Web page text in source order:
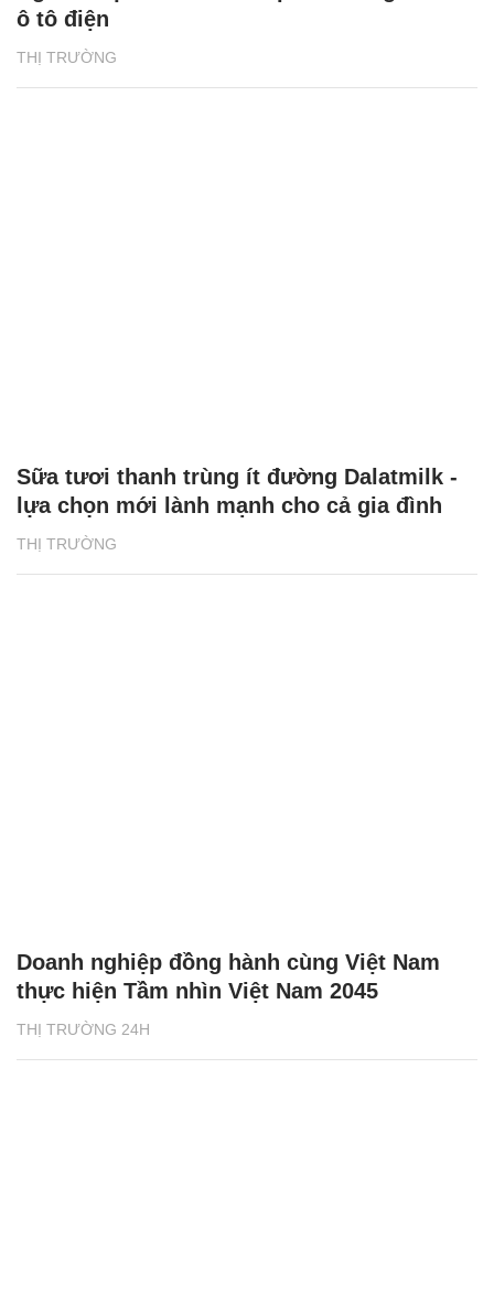
THỊ TRƯỜNG
ô tô điện
THỊ TRƯỜNG
Sữa tươi thanh trùng ít đường Dalatmilk -
lựa chọn mới lành mạnh cho cả gia đình
THỊ TRƯỜNG 24H
Doanh nghiệp đồng hành cùng Việt Nam
thực hiện Tầm nhìn Việt Nam 2045